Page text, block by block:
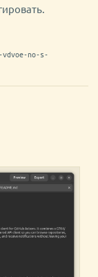
vdvoe-no-s-